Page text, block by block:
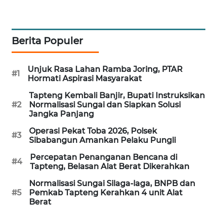
Berita Populer
#1
Unjuk Rasa Lahan Ramba Joring, PTAR
Hormati Aspirasi Masyarakat
#2
Tapteng Kembali Banjir, Bupati Instruksikan
Normalisasi Sungai dan Siapkan Solusi
Jangka Panjang
#3
Operasi Pekat Toba 2026, Polsek
Sibabangun Amankan Pelaku Pungli
#4
Percepatan Penanganan Bencana di
Tapteng, Belasan Alat Berat Dikerahkan
#5
Normalisasi Sungai Silaga-laga, BNPB dan
Pemkab Tapteng Kerahkan 4 unit Alat
Berat
NEWS
SITUNGIR
NEWS
SIDIKALANG
NEWS
SIBARAGAS
NEWS
METRO
SIANTAR
NEWS